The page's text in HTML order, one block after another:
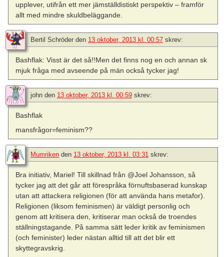
upplever, utifrån ett mer jämställdistiskt perspektiv – framför
allt med mindre skuldbeläggande.
Bertil Schröder den 13 oktober, 2013 kl. 00:57 skrev:
Bashflak: Visst är det så!!Men det finns nog en och annan sk
mjuk fråga med avseende på män också tycker jag!
john den 13 oktober, 2013 kl. 00:59 skrev:
Bashflak
mansfrågor=feminism??
Mumriken den 13 oktober, 2013 kl. 03:31 skrev:
Bra initiativ, Mariel! Till skillnad från @Joel Johansson, så
tycker jag att det går att förespråka förnuftsbaserad kunskap
utan att attackera religionen (för att använda hans metafor).
Religionen (liksom feminismen) är väldigt personlig och
genom att kritisera den, kritiserar man också de troendes
ställningstagande. På samma sätt leder kritik av feminismen
(och feminister) leder nästan alltid till att det blir ett
skyttegravskrig.